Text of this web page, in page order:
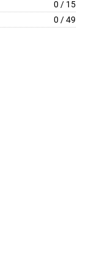
0 / 15
0 / 49